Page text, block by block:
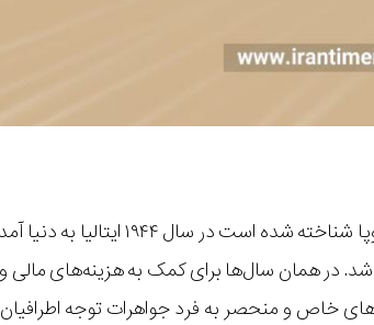
که به عنوان معمار مد اروپا شناخته
در همان سال‌ها برای کمک به هزینه‌های مالی
خاص و منحصر به فرد جواهرات توجه